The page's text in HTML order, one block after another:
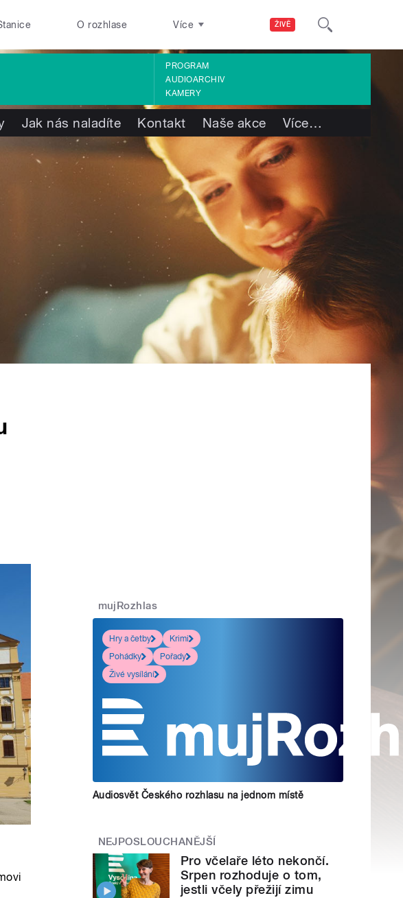
ŽIVĚ
O rozhlase Více
PROGRAM
AUDIOARCHIV
KAMERY
Jak nás naladíte Kontakt Naše akce Více…
mujRozhlas
Hry a četby
Krimi
Pohádky
Pořady
Živé vysílání
Audiosvět Českého rozhlasu na jednom místě
NEJPOSLOUCHANĚJŠÍ
Pro včelaře léto nekončí.
Srpen rozhoduje o tom,
jestli včely přežijí zimu